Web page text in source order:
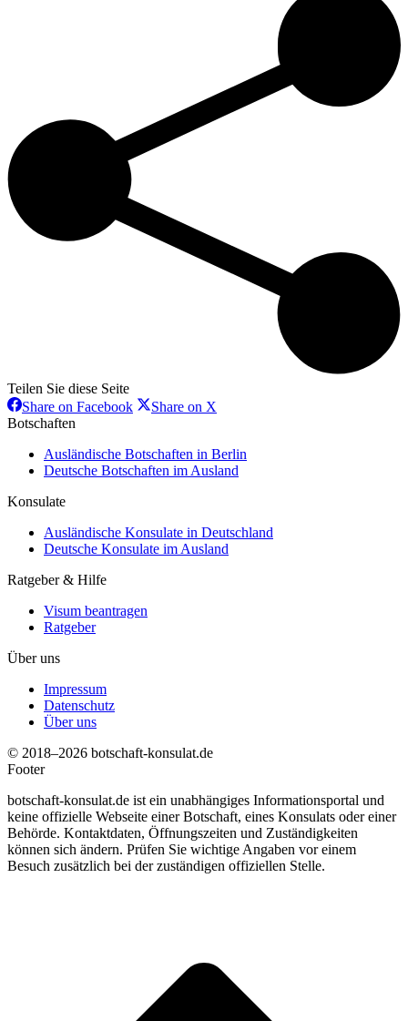
Teilen Sie diese Seite
Share on FacebookShareShare on X
Botschaften
Ausländische Botschaften in Berlin
Deutsche Botschaften im Ausland
Konsulate
Ausländische Konsulate in Deutschland
Deutsche Konsulate im Ausland
Ratgeber & Hilfe
Visum beantragen
Ratgeber
Über uns
Impressum
Datenschutz
Über uns
© 2018–2026 botschaft-konsulat.de
Footer
botschaft-konsulat.de ist ein unabhängiges Informationsportal und
keine offizielle Webseite einer Botschaft, eines Konsulats oder einer
Behörde. Kontaktdaten, Öffnungszeiten und Zuständigkeiten
können sich ändern. Prüfen Sie wichtige Angaben vor einem
Besuch zusätzlich bei der zuständigen offiziellen Stelle.